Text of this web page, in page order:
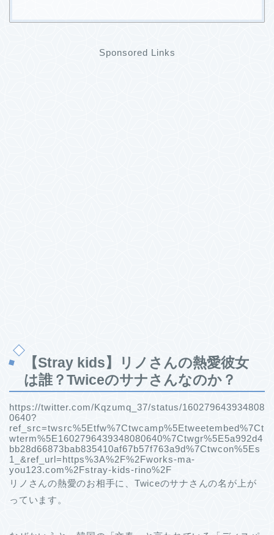
Sponsored Links
【Stray kids】リノさんの熱愛彼女
は誰？Twiceのサナさんなのか？
https://twitter.com/Kqzumq_37/status/160279643934808
0640?
ref_src=twsrc%5Etfw%7Ctwcamp%5Etweetembed%7Ct
wterm%5E1602796439348080640%7Ctwgr%5E5a992d4
bb28d66873bab835410af67b57f763a9d%7Ctwcon%5Es
1_&ref_url=https%3A%2F%2Fworks-ma-
you123.com%2Fstray-kids-rino%2F
リノさんの熱愛のお相手に、Twiceのサナさんの名が上が
っています。